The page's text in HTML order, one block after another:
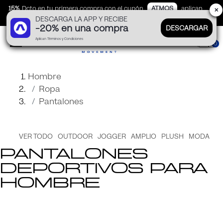
15% Dcto en tu primera compra con el cupón ATMOS
aplican
TyC
0
Hombre
Ropa
Pantalones
VER TODO OUTDOOR JOGGER AMPLIO PLUSH MODA
Pantalones
deportivos para
hombre
DESCARGA LA APP Y RECIBE
-20% en una compra
Aplican Términos y Condiciones
DESCARGAR
✕